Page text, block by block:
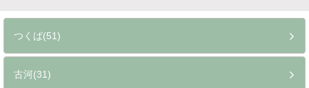
つくば(51)
古河(31)